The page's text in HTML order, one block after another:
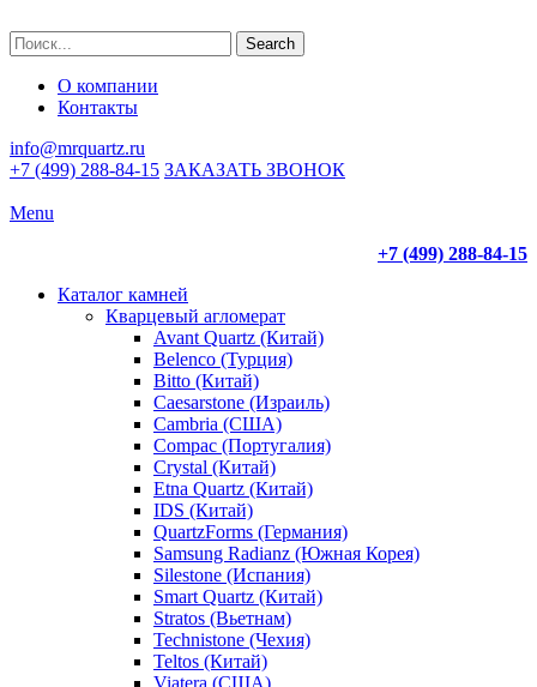
Search
О компании
Контакты
info@mrquartz.ru
+7 (499) 288-84-15 ЗАКАЗАТЬ ЗВОНОК
Menu
+7 (499) 288-84-15
Каталог камней
Кварцевый агломерат
Avant Quartz (Китай)
Belenco (Турция)
Bitto (Китай)
Caesarstone (Израиль)
Cambria (США)
Compac (Португалия)
Crystal (Китай)
Etna Quartz (Китай)
IDS (Китай)
QuartzForms (Германия)
Samsung Radianz (Южная Корея)
Silestone (Испания)
Smart Quartz (Китай)
Stratos (Вьетнам)
Technistone (Чехия)
Teltos (Китай)
Viatera (США)